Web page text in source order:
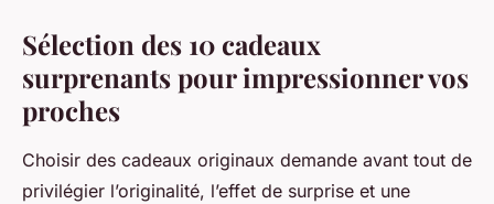
Sélection des 10 cadeaux
surprenants pour impressionner vos
proches
Choisir des cadeaux originaux demande avant tout de
privilégier l’originalité, l’effet de surprise et une